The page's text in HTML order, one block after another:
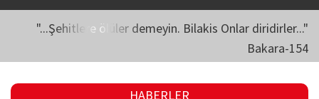
"...Şehitlere ölüler demeyin. Bilakis Onlar diridirler..."
Bakara-154
HABERLER